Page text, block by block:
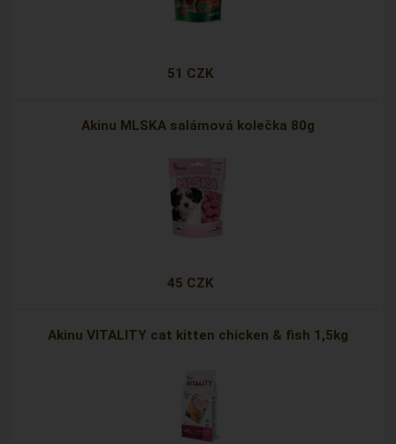
51 CZK
Akinu MLSKA salámová kolečka 80g
45 CZK
Akinu VITALITY cat kitten chicken & fish 1,5kg